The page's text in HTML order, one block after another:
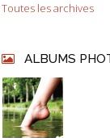
Toutes les archives
ALBUMS